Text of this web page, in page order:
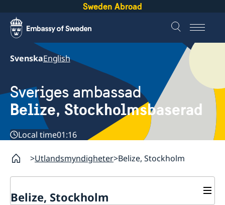
Sweden Abroad
SvenskaEnglish
Sveriges ambassad
Belize, Stockholmsbaserad
Local time01:16
Utlandsmyndigheter Belize, Stockholm
Belize, Stockholm